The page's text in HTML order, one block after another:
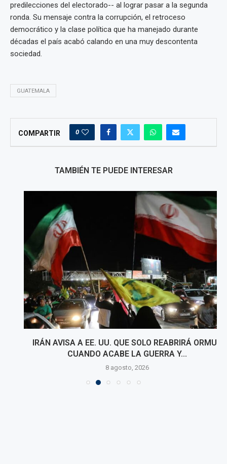
predilecciones del electorado-- al lograr pasar a la segunda
ronda. Su mensaje contra la corrupción, el retroceso
democrático y la clase política que ha manejado durante
décadas el país acabó calando en una muy descontenta
sociedad.
GUATEMALA
COMPARTIR 0
TAMBIÉN TE PUEDE INTERESAR
IRÁN AVISA A EE. UU. QUE SOLO REABRIRÁ ORMUZ
CUANDO ACABE LA GUERRA Y...
8 agosto, 2026